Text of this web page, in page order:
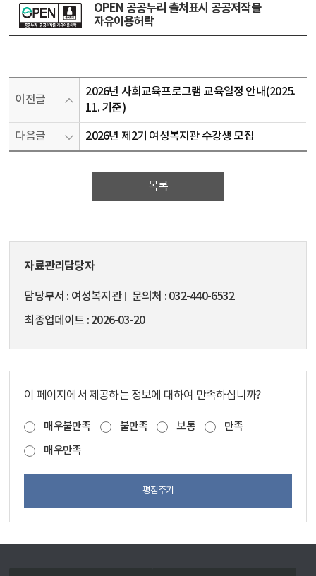
OPEN 공공누리 출처표시 공공저작물
자유이용허락
이전글
2026년 사회교육프로그램 교육일정 안내(2025.
11. 기준)
다음글 2026년 제2기 여성복지관 수강생 모집
목록
자료관리담당자
담당부서 여성복지관 문의처
032-440-6532
최종업데이트
2026-03-20
이 페이지에서 제공하는 정보에 대하여 만족하십니까?
매우불만족 불만족 보통
만족
매우만족
평점주기